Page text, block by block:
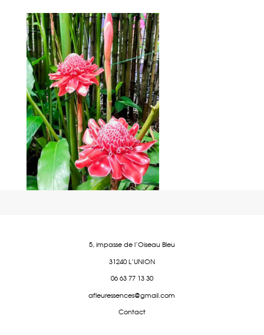
5, impasse de l'Oiseau Bleu
31240 L'UNION
06 63 77 13 30
afleuressences@gmail.com
Contact